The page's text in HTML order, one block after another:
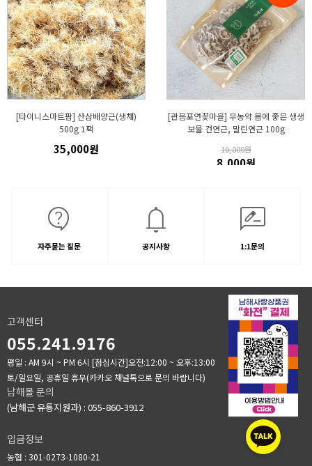
[타이니스마트팜] 산삼배양근(생채)
500g 1팩
35,000원
[관음포연꽃마을] 무농약 몸에 좋은 생생
보물 건연근, 말린연근 100g
10,000원
8,000원
자주묻는 질문 공지사항 1:1문의
고객센터
055.241.9176
평일 : AM 9시 ~ PM 6시 [점심시간]오전:12:00 ~ 오후:13:00
토/일요일, 공휴일 휴무(카카오 채널톡으로 문의 바랍니다)
남해몰 문의
(남해군 유통지원과) : 055-860-3912
입금정보
농협 : 301-0273-1080-21